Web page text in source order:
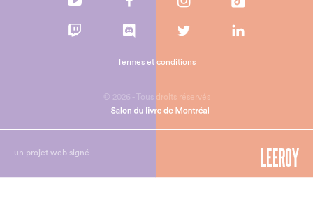
© 2026 - Tous droits réservés
Termes et conditions
un projet web signé